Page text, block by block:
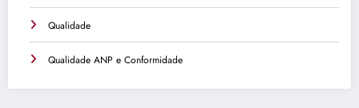
Qualidade
Qualidade ANP e Conformidade